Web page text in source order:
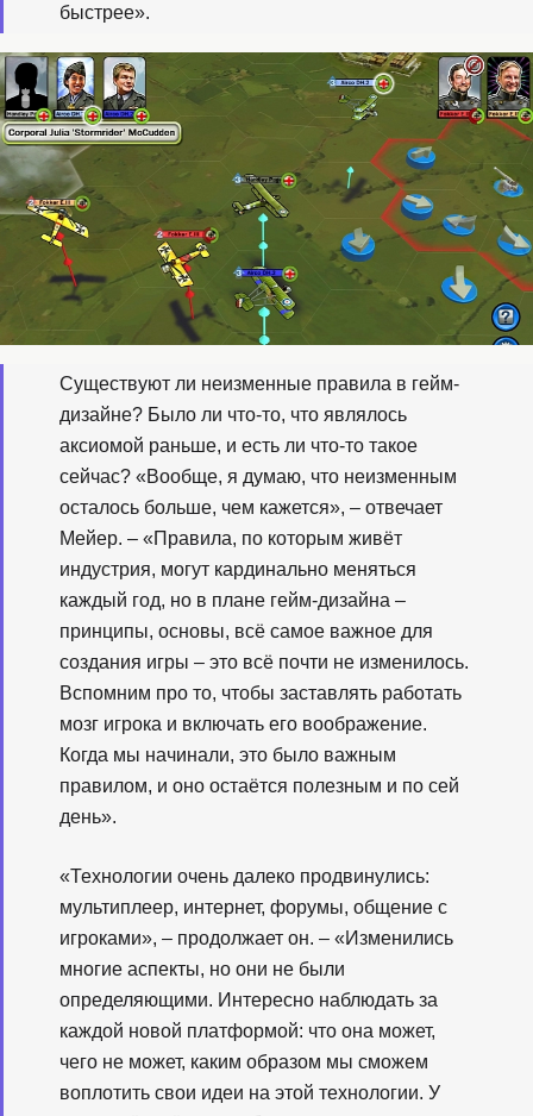
быстрее».
Существуют ли неизменные правила в гейм-
дизайне? Было ли что-то, что являлось
аксиомой раньше, и есть ли что-то такое
сейчас? «Вообще, я думаю, что неизменным
осталось больше, чем кажется», – отвечает
Мейер. – «Правила, по которым живёт
индустрия, могут кардинально меняться
каждый год, но в плане гейм-дизайна –
принципы, основы, всё самое важное для
создания игры – это всё почти не изменилось.
Вспомним про то, чтобы заставлять работать
мозг игрока и включать его воображение.
Когда мы начинали, это было важным
правилом, и оно остаётся полезным и по сей
день».
«Технологии очень далеко продвинулись:
мультиплеер, интернет, форумы, общение с
игроками», – продолжает он. – «Изменились
многие аспекты, но они не были
определяющими. Интересно наблюдать за
каждой новой платформой: что она может,
чего не может, каким образом мы сможем
воплотить свои идеи на этой технологии. У